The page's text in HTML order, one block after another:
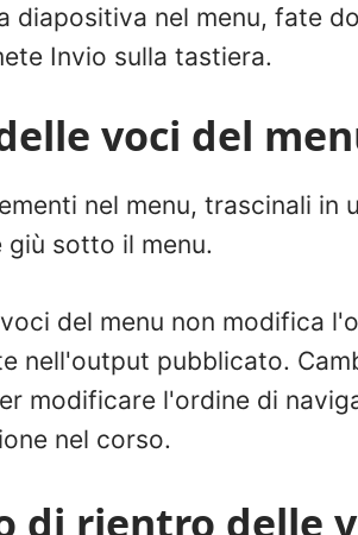
diapositiva nel menu, fate
Invio sulla tastiera.
voci del
nel menu, trascinali in
giù sotto il menu.
del menu non modifica
nell'output pubblicato.
modificare l'ordine di
nel corso.
di rientro delle